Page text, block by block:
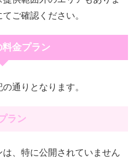
ご確認ください。
金プラン
通りとなります。
ラン
、特に公開されていません